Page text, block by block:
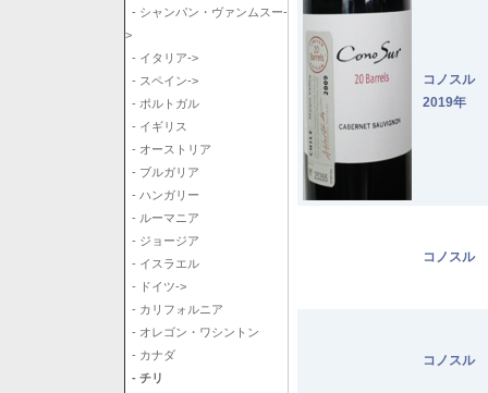
- シャンパン・ヴァンムスー-
>
- イタリア->
- スペイン->
- ポルトガル
- イギリス
- オーストリア
- ブルガリア
- ハンガリー
- ルーマニア
- ジョージア
- イスラエル
- ドイツ->
- カリフォルニア
- オレゴン・ワシントン
- カナダ
- チリ
コノスル
2019年
コノスル
コノスル